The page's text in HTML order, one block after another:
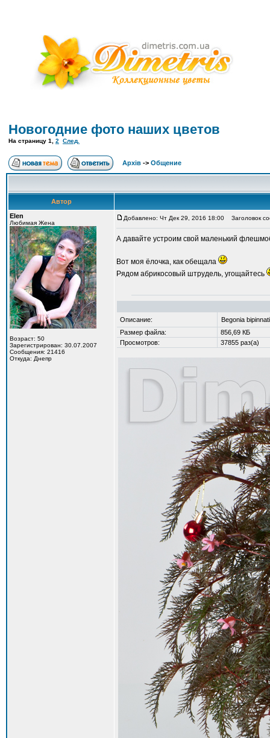
Новогодние фото наших цветов
На страницу 1 2 След.
Архів -> Общение
Автор
Elen
Любимая Жена
Возраст: 50
Зарегистрирован: 30.07.2007
Сообщения: 21416
Откуда: Днепр
Добавлено: Чт Дек 29, 2016 18:00 Заголовок
А давайте устроим свой маленький
Вот моя ёлочка, как обещала
Рядом абрикосовый штрудель, угощайтесь
Описание:
Begonia
Размер файла:
856,69 КБ
Просмотров:
37855 раз(а)